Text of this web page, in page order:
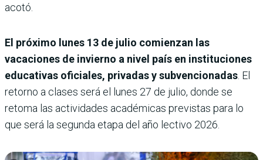
acotó.
El próximo lunes 13 de julio comienzan las
vacaciones de invierno a nivel país en instituciones
educativas oficiales, privadas y subvencionadas . El
retorno a clases será el lunes 27 de julio, donde se
retoma las actividades académicas previstas para lo
que será la segunda etapa del año lectivo 2026.